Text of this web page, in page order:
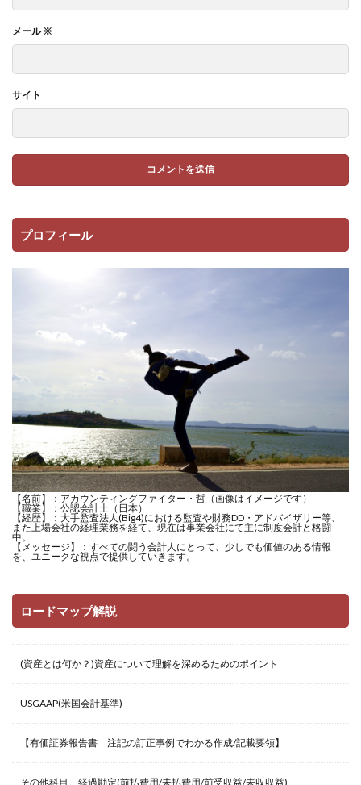
メール※
サイト
プロフィール
【名前】：アカウンティングファイター・哲（画像はイメージです）
【職業】：公認会計士（日本）
【経歴】：大手監査法人(Big4)における監査や財務DD・アドバイザリー等、
また上場会社の経理業務を経て、現在は事業会社にて主に制度会計と格闘
中。
【メッセージ】：すべての闘う会計人にとって、少しでも価値のある情報
を、ユニークな視点で提供していきます。
ロードマップ解説
(資産とは何か？)資産について理解を深めるためのポイント
USGAAP(米国会計基準)
【有価証券報告書 注記の訂正事例でわかる作成/記載要領】
その他科目、経過勘定(前払費用/未払費用/前受収益/未収収益)